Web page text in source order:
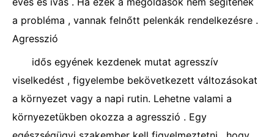
a probléma , vannak felnőtt pelenkák rendelkezésre .
Agresszió
idős egyének kezdenek mutat agresszív
viselkedést , figyelembe bekövetkezett változásokat
a környezet vagy a napi rutin. Lehetne valami a
környezetükben okozza a agresszió . Egy